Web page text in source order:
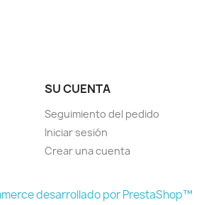
SU CUENTA
Seguimiento del pedido
Iniciar sesión
Crear una cuenta
desarrollado por PrestaShop™